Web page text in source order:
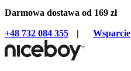
Darmowa dostawa od 169 zł
+48 732 084 355 | Wsparcie